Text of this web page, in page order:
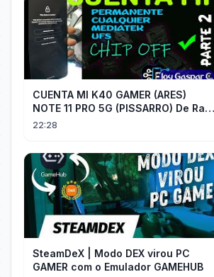
CUENTA MI K40 GAMER (ARES)
NOTE 11 PRO 5G (PISSARRO) De Raiz
CHIP OFF VIA MIPI TESTER PARTE 2
22:28
SteamDeX | Modo DEX virou PC
GAMER com o Emulador GAMEHUB